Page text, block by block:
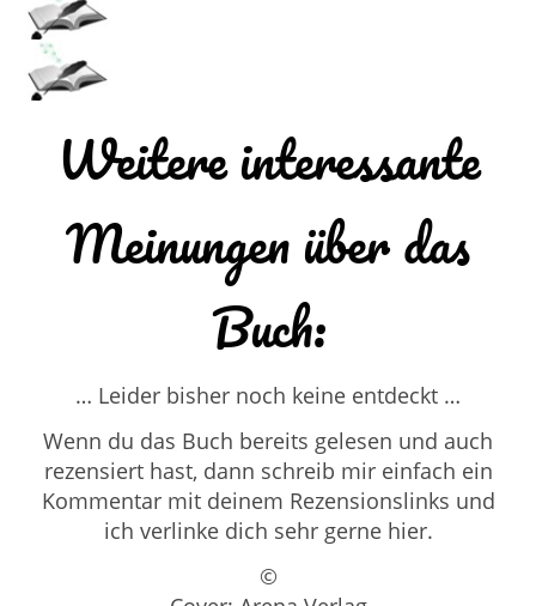
Weitere interessante
Meinungen über das
Buch:
… Leider bisher noch keine entdeckt …
Wenn du das Buch bereits gelesen und auch
rezensiert hast, dann schreib mir einfach ein
Kommentar mit deinem Rezensionslinks und
ich verlinke dich sehr gerne hier.
©